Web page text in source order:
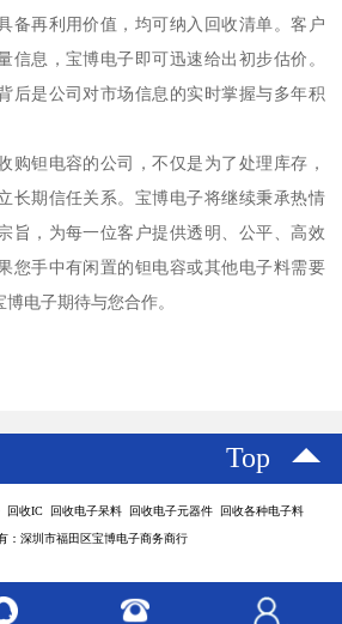
备再利用价值，均可纳入回收清单。客户
信息，宝博电子即可迅速给出初步估价。
后是公司对市场信息的实时掌握与多年积
购钽电容的公司，不仅是为了处理库存，
长期信任关系。宝博电子将继续秉承热情
旨，为每一位客户提供透明、公平、高效
您手中有闲置的钽电容或其他电子料需要
电子期待与您合作。
Top
回收IC 回收电子呆料 回收电子元器件 回收各种电子料
：深圳市福田区宝博电子商务商行